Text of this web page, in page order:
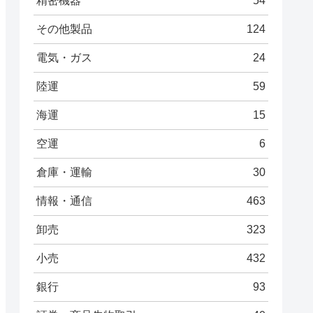
その他製品 124
電気・ガス 24
陸運 59
海運 15
空運 6
倉庫・運輸 30
情報・通信 463
卸売 323
小売 432
銀行 93